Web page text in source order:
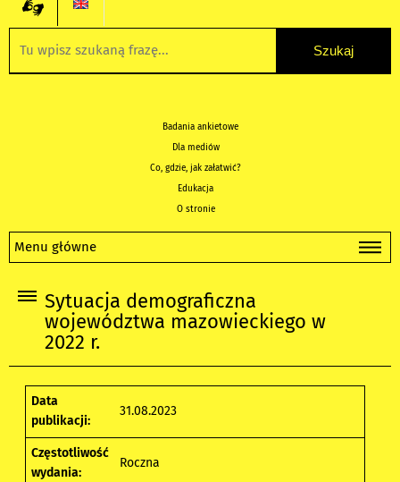
Badania ankietowe
Dla mediów
Co, gdzie, jak załatwić?
Edukacja
O stronie
Menu główne
Sytuacja demograficzna
województwa mazowieckiego w
2022 r.
Data
publikacji:
31.08.2023
Częstotliwość
wydania:
Roczna